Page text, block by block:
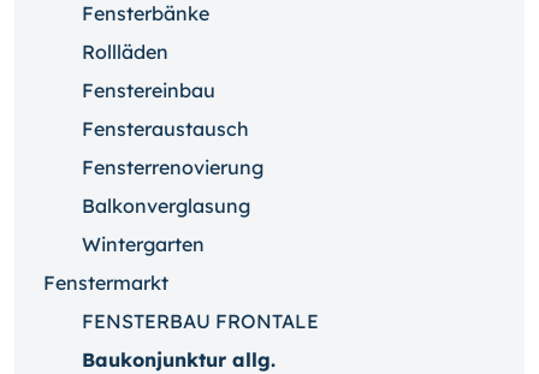
Fensterbänke
Rollläden
Fenstereinbau
Fensteraustausch
Fensterrenovierung
Balkonverglasung
Wintergarten
Fenstermarkt
FENSTERBAU FRONTALE
Baukonjunktur allg.